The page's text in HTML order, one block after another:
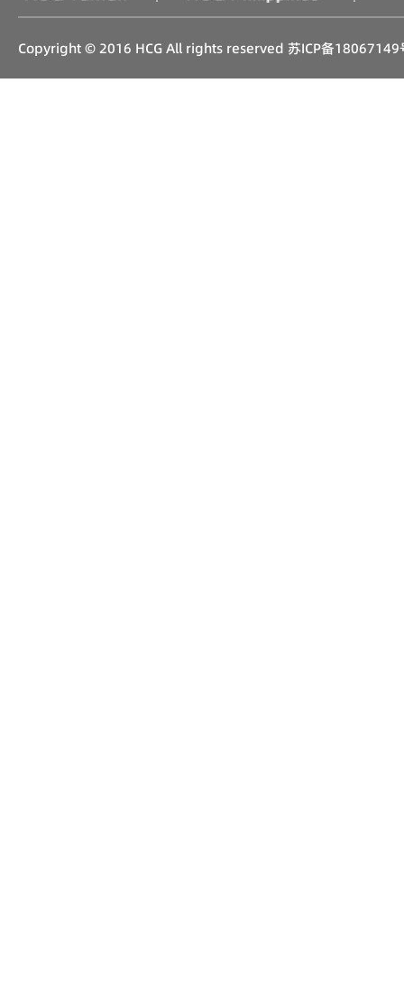
Copyright © 2016 HCG All rights reserved 苏ICP备